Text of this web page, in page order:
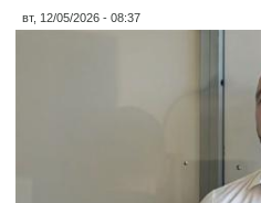
вт, 12/05/2026 - 08:37